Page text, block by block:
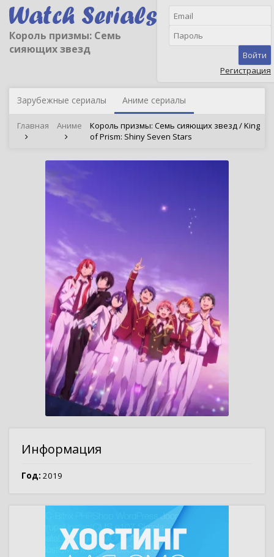
Король призмы: Семь
сияющих звезд
Войти
Регистрация
Зарубежные сериалы Аниме сериалы
Главная Аниме
Король призмы: Семь сияющих звезд / King
of Prism: Shiny Seven Stars
Информация
Год: 2019